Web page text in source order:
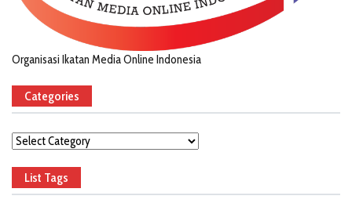
Organisasi Ikatan Media Online Indonesia
Categories
Categories
List Tags